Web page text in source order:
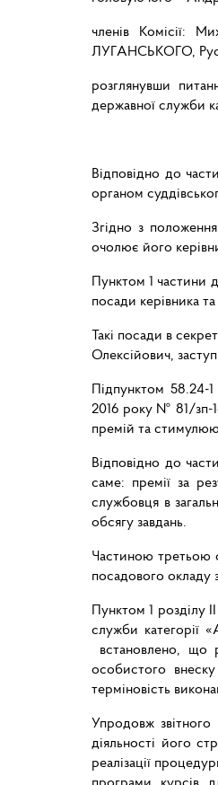
членів
ЛУГАНСЬКОГО,
розглянувши
державної служби
Відповідно до
органом
Згідно з
очолює його
Пунктом 1
посади керівника
Такі посади в
Олексійович,
Підпунктом 58.24-
2016 року № 81/зп-
премій та
Відповідно до
саме: премії за
службовця в
обсягу завдань.
Частиною третьою
посадового окладу
Пунктом 1 розділу
служби категорії
встановлено, що
особистого внеску
терміновість
Упродовж
діяльності його
реалізації